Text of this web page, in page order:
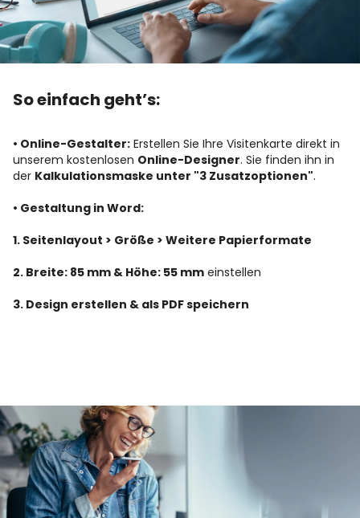
So einfach geht’s:
• Online-Gestalter: Erstellen Sie Ihre Visitenkarte direkt in
unserem kostenlosen Online-Designer. Sie finden ihn in
der Kalkulationsmaske unter "3 Zusatzoptionen".
• Gestaltung in Word:
1. Seitenlayout > Größe > Weitere Papierformate
2. Breite: 85 mm & Höhe: 55 mm einstellen
3. Design erstellen & als PDF speichern